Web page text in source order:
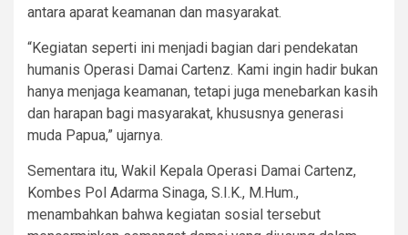
antara aparat keamanan dan masyarakat.
“Kegiatan seperti ini menjadi bagian dari pendekatan
humanis Operasi Damai Cartenz. Kami ingin hadir bukan
hanya menjaga keamanan, tetapi juga menebarkan kasih
dan harapan bagi masyarakat, khususnya generasi
muda Papua,” ujarnya.
Sementara itu, Wakil Kepala Operasi Damai Cartenz,
Kombes Pol Adarma Sinaga, S.I.K., M.Hum.,
menambahkan bahwa kegiatan sosial tersebut